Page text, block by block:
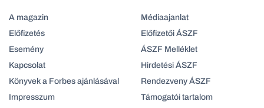
A magazin
Előfizetés
Esemény
Kapcsolat
Könyvek a Forbes ajánlásával
Impresszum
Médiaajanlat
Előfizetői ÁSZF
ÁSZF Melléklet
Hirdetési ÁSZF
Rendezveny ÁSZF
Támogatói tartalom